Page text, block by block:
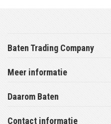
Baten Trading Company
Meer informatie
Daarom Baten
Contact informatie